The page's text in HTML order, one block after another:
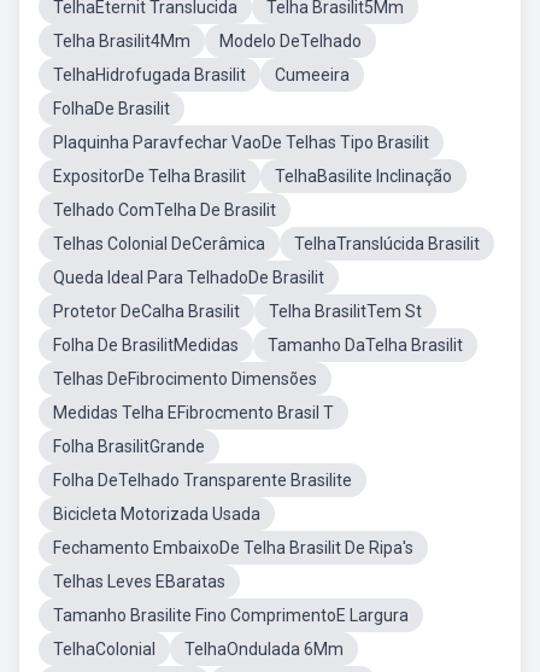
TelhaEternit Translucida
Telha Brasilit5Mm
Telha Brasilit4Mm
Modelo DeTelhado
TelhaHidrofugada Brasilit
Cumeeira
FolhaDe Brasilit
Plaquinha Paravfechar VaoDe Telhas Tipo Brasilit
ExpositorDe Telha Brasilit
TelhaBasilite Inclinação
Telhado ComTelha De Brasilit
Telhas Colonial DeCerâmica
TelhaTranslúcida Brasilit
Queda Ideal Para TelhadoDe Brasilit
Protetor DeCalha Brasilit
Telha BrasilitTem St
Folha De BrasilitMedidas
Tamanho DaTelha Brasilit
Telhas DeFibrocimento Dimensões
Medidas Telha EFibrocmento Brasil T
Folha BrasilitGrande
Folha DeTelhado Transparente Brasilite
Bicicleta Motorizada Usada
Fechamento EmbaixoDe Telha Brasilit De Ripa's
Telhas Leves EBaratas
Tamanho Brasilite Fino ComprimentoE Largura
TelhaColonial
TelhaOndulada 6Mm